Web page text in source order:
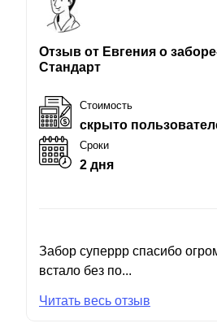
Отзыв от Евгения о
Стандарт
Стоимость
скрыто
Сроки
2 дня
Забор суперрр спасибо
встало без по...
Читать весь отзыв